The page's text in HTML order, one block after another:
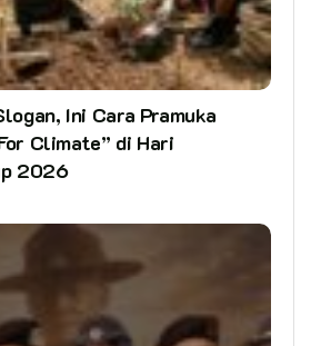
Ini Cara Pramuka
Climate” di Hari
2026